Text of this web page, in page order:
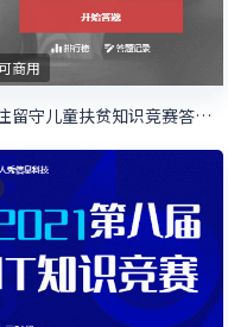
商用
关注留守儿童扶贫知识竞赛答题活动